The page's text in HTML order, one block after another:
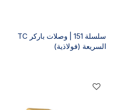
سلسلة 151 | وصلات باركر TC
السريعة (فولاذية)